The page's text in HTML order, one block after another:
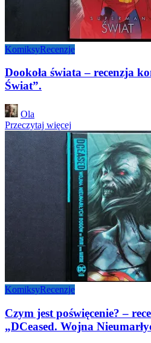
KomiksyRecenzje
Dookoła świata – recenzja
Świat”.
Posted
by
Ola
Przeczytaj więcej
KomiksyRecenzje
Czym jest poświęcenie? –
„DCeased. Wojna